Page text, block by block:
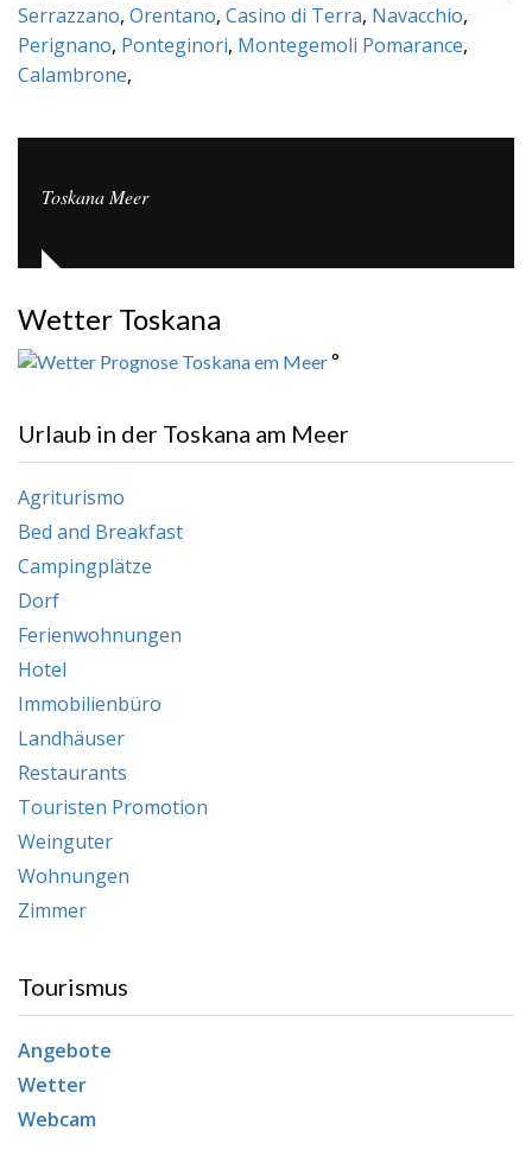
Serrazzano, Orentano, Casino di Terra, Navacchio,
Perignano, Ponteginori, Montegemoli Pomarance,
Calambrone,
Toskana Meer
Wetter Toskana
°
Urlaub in der Toskana am Meer
Agriturismo
Bed and Breakfast
Campingplätze
Dorf
Ferienwohnungen
Hotel
Immobilienbüro
Landhäuser
Restaurants
Touristen Promotion
Weinguter
Wohnungen
Zimmer
Tourismus
Angebote
Wetter
Webcam